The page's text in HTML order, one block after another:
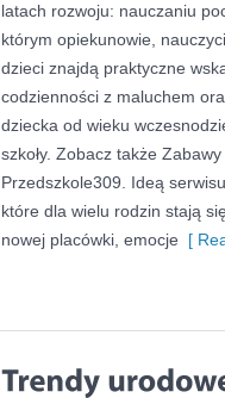
latach rozwoju: nauczaniu
którym opiekunowie,
dzieci znajdą praktyczne
codzienności z maluchem
dziecka od wieku
szkoły. Zobacz także
Przedszkole309. Ideą
które dla wielu rodzin stają
nowej placówki, emocje [